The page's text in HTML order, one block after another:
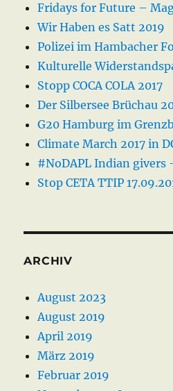
Fridays for Future –
Wir Haben es Satt 2019
Polizei im Hambacher
Kulturelle
Stopp COCA COLA 2017
Der Silbersee Brüchau
G20 Hamburg im
Climate March 2017 in
#NoDAPL Indian givers
Stop CETA TTIP
ARCHIV
August 2023
August 2019
April 2019
März 2019
Februar 2019